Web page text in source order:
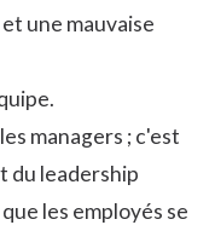
une mauvaise
managers ; c'est
du leadership
les employés se